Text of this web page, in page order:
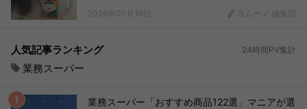
2026年07月16日 ヨムーノ 編集部
人気記事ランキング 24時間PV集計
業務スーパー
業務スーパー「おすすめ商品122選」マニアが選